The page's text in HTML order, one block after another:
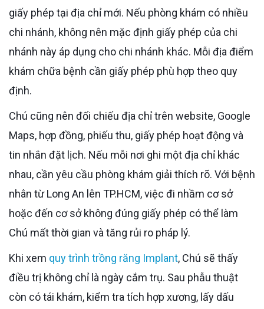
giấy phép tại địa chỉ mới. Nếu phòng khám có nhiều
chi nhánh, không nên mặc định giấy phép của chi
nhánh này áp dụng cho chi nhánh khác. Mỗi địa điểm
khám chữa bệnh cần giấy phép phù hợp theo quy
định.
Chú cũng nên đối chiếu địa chỉ trên website, Google
Maps, hợp đồng, phiếu thu, giấy phép hoạt động và
tin nhắn đặt lịch. Nếu mỗi nơi ghi một địa chỉ khác
nhau, cần yêu cầu phòng khám giải thích rõ. Với bệnh
nhân từ Long An lên TP.HCM, việc đi nhầm cơ sở
hoặc đến cơ sở không đúng giấy phép có thể làm
Chú mất thời gian và tăng rủi ro pháp lý.
Khi xem quy trình trồng răng Implant, Chú sẽ thấy
điều trị không chỉ là ngày cắm trụ. Sau phẫu thuật
còn có tái khám, kiểm tra tích hợp xương, lấy dấu